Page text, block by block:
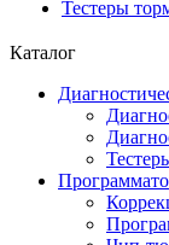
Тестеры
Каталог